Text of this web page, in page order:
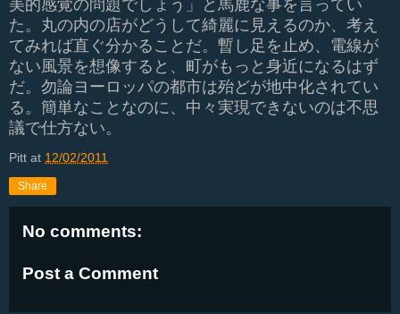
美的感覚の問題でしょう」と馬鹿な事を言ってい
た。丸の内の店がどうして綺麗に見えるのか、考え
てみれば直ぐ分かることだ。暫し足を止め、電線が
ない風景を想像すると、町がもっと身近になるはず
だ。勿論ヨーロッパの都市は殆どが地中化されてい
る。簡単なことなのに、中々実現できないのは不思
議で仕方ない。
Pitt at 12/02/2011
Share
No comments:
Post a Comment